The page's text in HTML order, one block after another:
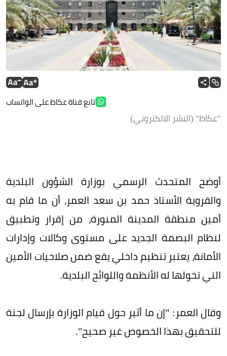
تابع قناة عكاظ على الواتساب
"عكاظ" (النشر الالكتروني)
أوضح المتحدث الرسمي بوزارة الشؤون البلدية
والقروية الأستاذ حمد بن سعد العمر، أن ما قام به
أمين منطقة المدينة المنورة، من إقرار وتطبيق
لنظام البصمة الجديد على مستوى وكالات وإدارات
الأمانة، يعتبر تنظيم داخلي يقع ضمن صلاحيات الأمين
التي تخولها له الأنظمة واللوائح البلدية.
وقال العمر: "إن ما أثير حول قيام الوزارة بإرسال لجنة
للتحقيق بهذا الخصوص غير صحيح".